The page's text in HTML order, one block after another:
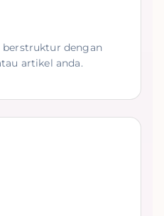
berstruktur dengan
artikel anda.